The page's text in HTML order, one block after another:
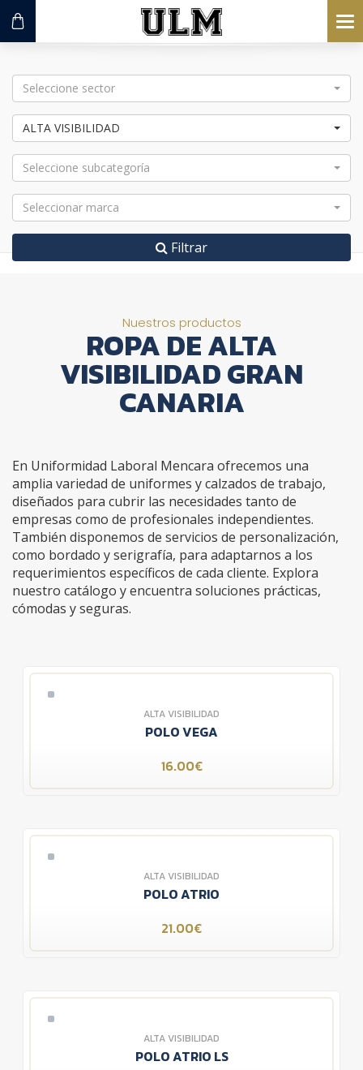
Seleccione sector
ALTA VISIBILIDAD
Seleccione subcategoría
Seleccionar marca
Filtrar
Nuestros productos
ROPA DE ALTA
VISIBILIDAD GRAN
CANARIA
En Uniformidad Laboral Mencara ofrecemos una
amplia variedad de uniformes y calzados de trabajo,
diseñados para cubrir las necesidades tanto de
empresas como de profesionales independientes.
También disponemos de servicios de personalización,
como bordado y serigrafía, para adaptarnos a los
requerimientos específicos de cada cliente. Explora
nuestro catálogo y encuentra soluciones prácticas,
cómodas y seguras.
ALTA VISIBILIDAD
POLO VEGA
16.00€
ALTA VISIBILIDAD
POLO ATRIO
21.00€
ALTA VISIBILIDAD
POLO ATRIO LS